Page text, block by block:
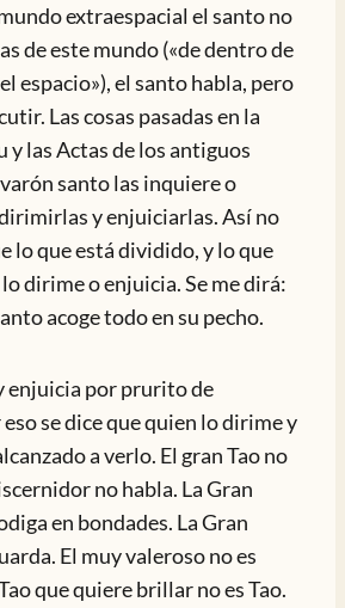
extraespacial el santo no
de este mundo («de dentro de
espacio»), el santo habla, pero
Las cosas pasadas en la
y las Actas de los antiguos
santo las inquiere o
y enjuiciarlas. Así no
lo que está dividido, y lo que
dirime o enjuicia. Se me dirá:
acoge todo en su pecho.
enjuicia por prurito de
se dice que quien lo dirime y
a verlo. El gran Tao no
no habla. La Gran
en bondades. La Gran
El muy valeroso no es
que quiere brillar no es Tao.